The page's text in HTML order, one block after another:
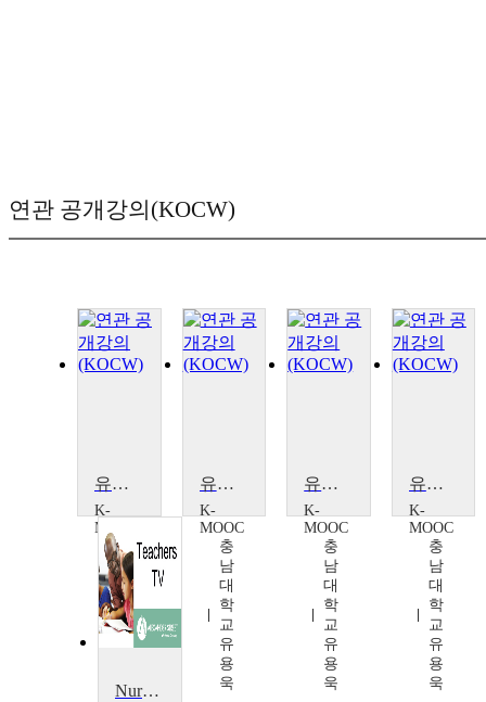
연관 공개강의(KOCW)
유네스코 세계문화유산 탐방
K-
MOOC
충
남
대
학
교
욱
유네스코 세계문화유산 탐방
K-
MOOC
충
남
대
학
교
유
용
욱
유네스코 세계문화유산 탐방
K-
MOOC
충
남
대
학
교
유
용
욱
유네스코 세계문화유산 탐방
K-
MOOC
충
남
대
학
교
유
용
욱
Nursery 1